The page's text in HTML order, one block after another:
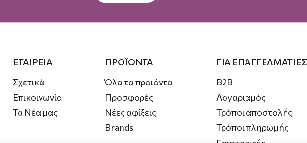
ΕΤΑΙΡΕΙΑ
Σχετικά
Επικοινωνία
Τα Νέα μας
ΠΡΟΪΟΝΤΑ
Όλα τα προιόντα
Προσφορές
Νέες αφίξεις
Brands
ΓΙΑ ΕΠΑΓΓΕΛΜΑΤΙΕΣ
B2B
Λογαριαμός
Τρόποι αποστολής
Τρόποι πληρωμής